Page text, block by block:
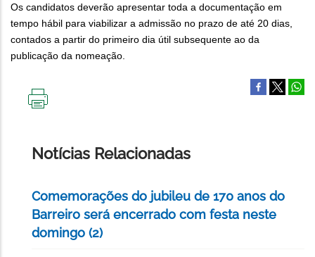
Os candidatos deverão apresentar toda a documentação em
tempo hábil para viabilizar a admissão no prazo de até 20 dias,
contados a partir do primeiro dia útil subsequente ao da
publicação da nomeação.
Notícias Relacionadas
Comemorações do jubileu de 170 anos do
Barreiro será encerrado com festa neste
domingo (2)